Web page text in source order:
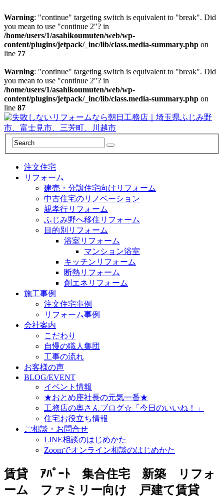
Warning: "continue" targeting switch is equivalent to "break". Did
you mean to use "continue 2"? in
/home/users/1/asahikoumuten/web/wp-
content/plugins/jetpack/_inc/lib/class.media-summary.php on
line 77
Warning: "continue" targeting switch is equivalent to "break". Did
you mean to use "continue 2"? in
/home/users/1/asahikoumuten/web/wp-
content/plugins/jetpack/_inc/lib/class.media-summary.php on
line 87
注文住宅
リフォーム
建売・分譲住宅向けリフォーム
中古住宅のリノベーション
親孝行リフォーム
ふじみ野へ移住リフォーム
目的別リフォーム
浴室リフォーム
マンション浴室
キッチンリフォーム
断熱リフォーム
創エネリフォーム
施工事例
注文住宅事例
リフォーム事例
会社案内
こだわり
自慢の職人集団
工事の流れ
お客様の声
BLOG/EVENT
イベント情報
★おとめ座社長の元気一番★
工務店の奥さんブログ☆「今日のいいね！」
住宅お役立ち情報
ご相談・お問合せ
LINE相談のはじめかた
Zoomでオンライン相談のはじめかた
賃貸 ｱﾊﾟｰﾄ 集合住宅 新築 リフォ
ーム ファミリー向け 戸建て賃貸